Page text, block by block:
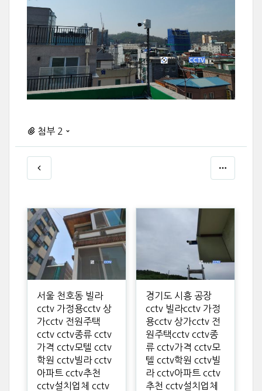
첨부 2
서울 천호동 빌라
cctv 가정용cctv 상
가cctv 전원주택
cctv cctv종류 cctv
가격 cctv모텔 cctv
학원 cctv빌라 cctv
아파트 cctv추천
cctv설치업체 cctv
경기도 시흥 공장
cctv 빌라cctv 가정
용cctv 상가cctv 전
원주택cctv cctv종
류 cctv가격 cctv모
텔 cctv학원 cctv빌
라 cctv아파트 cctv
추천 cctv설치업체